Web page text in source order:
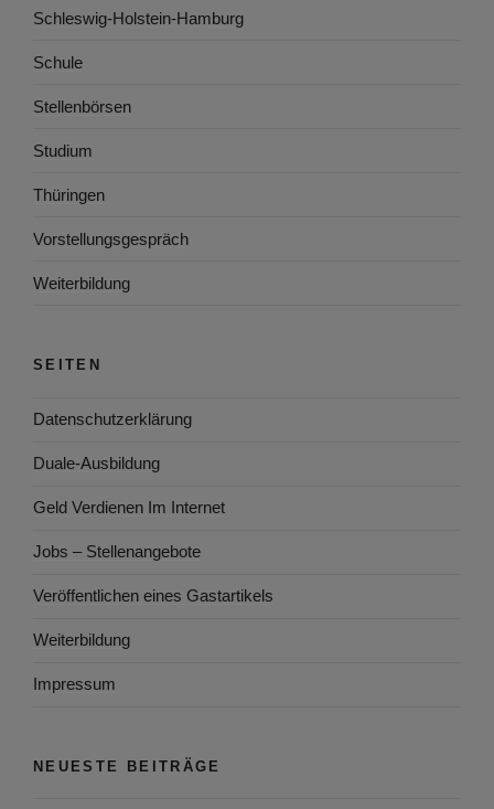
Schleswig-Holstein-Hamburg
Schule
Stellenbörsen
Studium
Thüringen
Vorstellungsgespräch
Weiterbildung
SEITEN
Datenschutzerklärung
Duale-Ausbildung
Geld Verdienen Im Internet
Jobs – Stellenangebote
Veröffentlichen eines Gastartikels
Weiterbildung
Impressum
NEUESTE BEITRÄGE